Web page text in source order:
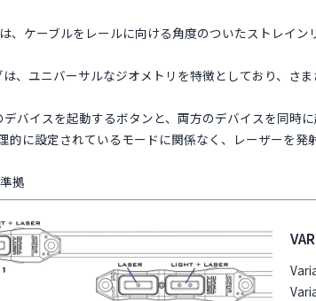
、ケーブルをレールに向ける角度のついたストレイ
、ユニバーサルなジオメトリを特徴としており、さ
バイスを起動するボタンと、両方のデバイスを同時
的に設定されているモードに関係なく、レーザーを発
拠